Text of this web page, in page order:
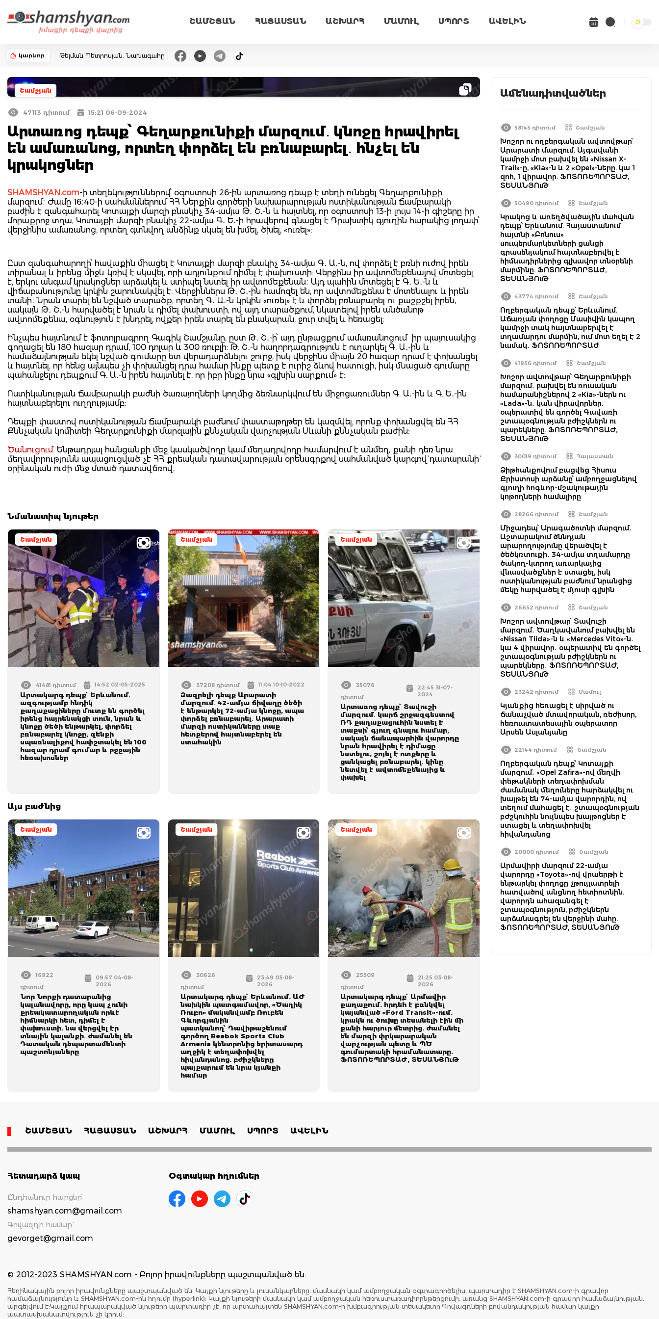
ՇԱՄՇՅԱՆ ՀԱՅԱՍՏԱՆ ԱՇԽԱՐՀ ՄԱՄՈՒԼ ՍՊՈՐՏ ԱՎԵԼԻՆ
կարևոր Թելման Պետրոսյան. Նախագահը
Շամշյան
47113 դիտում 15:21 06-09-2024
Արտառոց դեպք՝ Գեղարքունիքի մարզում․ կնոջը հրավիրել
են ամառանոց, որտեղ փորձել են բռնաբարել․ հնչել են
կրակոցներ
SHAMSHYAN.com-ի տեղեկություններով՝ օգոստոսի 26-ին արտառոց դեպք է տեղի ունեցել Գեղարքունիքի
մարզում։ Ժամը 16։40-ի սահմաններում ՀՀ Ներքին գործերի նախարարության ոստիկանության Ճամբարակի
բաժին է զանգահարել Կոտայքի մարզի բնակիչ 34-ամյա Թ․ Շ․-ն և հայտնել, որ օգոստոսի 13-ի լույս 14-ի գիշերը իր
մորաքրոջ տղա, Կոտայքի մարզի բնակիչ 22-ամյա Գ․ Ե․-ի հրավերով գնացել է Դրախտիկ գյուղին հարակից լողափ՝
վերջինիս ամառանոց, որտեղ գտնվող անձինք սկսել են խմել, ծխել, «ուռել»:
Ըստ զանգահարողի՝ հավաքին միացել է Կոտայքի մարզի բնակիչ 34-ամյա Գ․ Ա․-ն, ով փորձել է բռնի ուժով իրեն
տիրանալ և իրենց միջև կռիվ է սկսվել, որի ադյունքում դիմել է փախուստի: Վերջինս իր ավտոմեքենայով մոտեցել
է, երկու անգամ կրակոցներ արձակել և ստիպել նստել իր ավտոմեքենան։ Այդ պահին մոտեցել է Գ․ Ե․-ն և
վիճաբանությունը կրկին շարունակվել է: Վերջիններս Թ․ Շ․-ին համոզել են, որ ավտոմեքենա է մոտենալու և իրեն
տանի։ Նրան տարել են նշված տարածք, որտեղ Գ․ Ա․-ն կրկին «ուռել» է և փորձել բռնաբարել ու քաշքշել իրեն,
սակայն Թ․ Շ․-ն հարվածել է նրան և դիմել փախուստի, ով այդ տարածքում, նկատելով իրեն անծանոթ
ավտոմեքենա, օգնություն է խնդրել, ովքեր իրեն տարել են բնակարան, ջուր տվել և հեռացել:
Ինչպես հայտնում է ֆոտոլրագրող Գագիկ Շամշյանը, ըստ Թ․ Շ․-ի՝ այդ ընթացքում ամառանոցում իր պայուսակից
գողացել են 180 հազար դրամ, 100 դոլար և 300 ռուբլի: Թ. Շ․-ն հաղորդագրություն է ուղարկել Գ. Ա․-ին և
համաձայնության եկել նշված գումարը ետ վերադարձնելու շուրջ, իսկ վերջինս միայն 20 հազար դրամ է փոխանցել
և հայտնել, որ հենց այնպես չի փոխանցել դրա համար ինքը պետք է ուրիշ ձևով հատուցի, իսկ մնացած գումարը
պահանջելու դեպքում Գ. Ա․-ն իրեն հայտնել է, որ իբր ինքը նրա «գլխին սարքում» է:
Ոստիկանության Ճամբարակի բաժնի ծառայողների կողմից ձեռնարկվում են միջոցառումներ Գ. Ա․-ին և Գ. Ե․-ին
հայտնաբերելու ուղղությամբ:
Դեպքի փաստով ոստիկանության Ճամբարակի բաժնում փաստաթղթեր են կազմվել, որոնք փոխանցվել են ՀՀ
Քննչական կոմիտեի Գեղարքունիքի մարզային քննչական վարչության Սևանի քննչական բաժին:
Ծանուցում. Ենթադրյալ հանցանքի մեջ կասկածվողը կամ մեղադրվողը համարվում է անմեղ, քանի դեռ նրա
մեղավորությունն ապացուցված չէ ՀՀ քրեական դատավարության օրենսգրքով սահմանված կարգով` դատարանի`
օրինական ուժի մեջ մտած դատավճռով։
Նմանատիպ նյութեր
Շամշյան
41481 դիտում 14:52 02-05-2025
Արտակարգ դեպք՝ Երևանում․
ազգությամբ հնդիկ
քաղաքացիները մուտք են գործել
իրենց հայրենակցի տուն, նրան և
կնոջը ծեծի ենթարկել, փորձել
բռնաբարել կնոջը, զենքի
սպառնալիքով հափշտակել են 100
հազար դրամ գումար և բջջային
հեռախոսներ
Շամշյան
37208 դիտում 11:04 10-10-2022
Զազրելի դեպք Արարատի
մարզում․ 42-ամյա ճիվաղը ծեծի
է ենթարկել 72-ամյա կնոջը, ապա
փորձել բռնաբարել․ Արարատի
մարզի ոստիկանները տաք
հետքերով հայտնաբերել են
ստահակին
Շամշյան
35076
դիտում
22:45 31-07-
2024
Արտառոց դեպք՝ Տավուշի
մարզում․ կարճ շրջազգեստով
ՌԴ քաղաքացուհին նստել է
տաքսի՝ գյուղ գնալու համար,
սակայն ճանապարհին վարորդը
նրան հրավիրել է դիմացը
նստելու, շոյել է ոտքերը և
ցանկացել բռնաբարել․ կինը
նետվել է ավտոմեքենայից և
փախել
Այս բաժնից
Շամշյան
16922
դիտում
09:57 04-08-
2026
Նոր Նորքի դատարանից
կալանավորը, որը կապ չունի
քրեակատարողական որևէ
հիմնարկի հետ, դիմել է
փախուստի. նա վերցվել էր
տնային կալանքի․ ժամանել են
Դատական դեպարտամենտի
պաշտոնյաները
Շամշյան
30626
դիտում
23:49 03-08-
2026
Արտակարգ դեպք՝ Երևանում. ԱԺ
նախկին պատգամավոր, «Ծաղիկ
Ռուբո» մականվամբ Ռուբեն
Գևորգյանին
պատկանող՝ Դավիթաշենում
գործող Reebok Sports Club
Armenia կենտրոնից երիտասարդ
աղջիկ է տեղափոխվել
հիվանդանոց. բժիշկները
պայքարում են նրա կյանքի
համար
Շամշյան
25509
դիտում
21:25 03-08-
2026
Արտակարգ դեպք՝ Արմավիր
քաղաքում. հրդեհ է բռնկվել
կայանված «Ford Transit»-ում.
կրակն ու ծուխը տեսանելի էին մի
քանի հարյուր մետրից. ժամանել
են մարզի փրկարարական
վարչության պետը և ՊԾ
գումարտակի հրամանատարը.
ՖՈՏՈՌԵՊՈՐՏԱԺ, ՏԵՍԱՆՅՈւԹ
Ամենադիտվածներ
58145 դիտում Շամշյան
Խոշոր ու ողբերգական ավտովթար՝
Արարատի մարզում. Այգավանի
կամրջի մոտ բախվել են «Nissan X-
Trail»-ը, «Kia»-ն և 2 «Opel»-ները. կա 1
զոհ, 1 վիրավոր. ՖՈՏՈՌԵՊՈՐՏԱԺ,
ՏԵՍԱՆՅՈւԹ
50490 դիտում Շամշյան
Կրակոց և առեղծվածային մահվան
դեպք՝ Երևանում. Հայաստանում
հայտնի «Բոնուս»
սուպերմարկետների ցանցի
գրասենյակում հայտնաբերվել է
հիմնադիրներից գլխավոր տնօրենի
մարմինը. ՖՈՏՈՌԵՊՈՐՏԱԺ,
ՏԵՍԱՆՅՈւԹ
43774 դիտում Շամշյան
Ողբերգական դեպք՝ Երևանում.
Աճառյան փողոցը Մասիվին կապող
կամրջի տակ հայտնաբերվել է
տղամարդու մարմին, ում մոտ եղել է 2
նամակ․ ՖՈՏՈՌԵՊՈՐՏԱԺ
41956 դիտում Շամշյան
Խոշոր ավտովթար՝ Գեղարքունիքի
մարզում․ բախվել են ռուսական
համարանիշներով 2 «Kia»-ներն ու
«Lada»-ն․ կան վիրավորներ.
օպերատիվ են գործել Գավառի
շտապօգնության բժիշկներն ու
պարեկները. ՖՈՏՈՌԵՊՈՐՏԱԺ,
ՏԵՍԱՆՅՈւԹ
30019 դիտում Հայաստան
Ձիթհանքովում բացվեց Հիսուս
Քրիստոսի արձանը՝ ամբողջացնելով
գյուղի հոգևոր-մշակութային
կոթողների համալիրը
28266 դիտում Շամշյան
Միջադեպ՝ Արագածոտնի մարզում․
Աշտարակում ծննդյան
արարողությունը վերածվել է
ծեծկռտուքի․ 34-ամյա տղամարդը
ծակող-կտրող առարկայից
վնասվածքներ է ստացել, իսկ
ոստիկանության բաժնում նրանցից
մեկը հարվածել է մյուսի գլխին
26652 դիտում Շամշյան
Խոշոր ավտովթար՝ Տավուշի
մարզում․ Ծաղկավանում բախվել են
«Nissan Tiida»-ն և «Mercedes Vito»-ն․
կա 4 վիրավոր․ օպերատիվ են գործել
շտապօգնության բժիշկներն ու
պարեկները․ ՖՈՏՈՌԵՊՈՐՏԱԺ,
ՏԵՍԱՆՅՈւԹ
23242 դիտում Մամուլ
Կյանքից հեռացել է սիրված ու
ճանաչված մտավորական, ռեժիսոր,
հեռուստատեսային օպերատոր
Արսեն Ասլանյանը
22144 դիտում Շամշյան
Ողբերգական դեպք՝ Կոտայքի
մարզում․ «Opel Zafira»-ով մեղվի
փեթակների տեղափոխման
ժամանակ մեղուները հարձակվել ու
խայթել են 74-ամյա վարորդին, ով
տեղում մահացել է․ շտապօգնության
բժշկուհին նույնպես խայթոցներ է
ստացել և տեղափոխվել
հիվանդանոց
20000 դիտում Շամշյան
Արմավիրի մարզում 22-ամյա
վարորդը «Toyota»-ով վրաերթի է
ենթարկել փողոցը չթույլատրելի
հատվածով անցնող հետիոտնին.
վարորդն ահազանգել է
շտապօգնություն, բժիշկներն
արձանագրել են վերջինի մահը.
ՖՈՏՈՌԵՊՈՐՏԱԺ, ՏԵՍԱՆՅՈւԹ
ՇԱՄՇՅԱՆ ՀԱՅԱՍՏԱՆ ԱՇԽԱՐՀ ՄԱՄՈՒԼ ՍՊՈՐՏ ԱՎԵԼԻՆ
Հետադարձ կապ
Ընդհանուր հարցեր՝
shamshyan.com@gmail.com
Գովազդի համար`
gevorget@gmail.com
Օգտակար հղումներ
© 2012-2023 SHAMSHYAN.com - Բոլոր իրավունքները պաշտպանված են:
Հեղինակային բոլոր իրավունքները պաշտպանված են: Կայքի նյութերը և լուսանկարները, մասնակի կամ ամբողջական օգտագործելիս, պարտադիր է SHAMSHYAN.com-ի գրավոր
համաձայնությունը և SHAMSHYAN.com-ին հղումը (hyperlink): Կայքի նյութերի մասնակի կամ ամբողջական հեռուստառադիոընթերցումը, առանց SHAMSHYAN.com-ի գրավոր համաձայնության,
արգելվում է:Կայքում հրապարակված նյութերը պարտադիր չէ, որ արտահայտեն SHAMSHYAN.com-ի խմբագրության տեսակետը:Գովազդների բովանդակության համար կայքը
պատասխանատվություն չի կրում: